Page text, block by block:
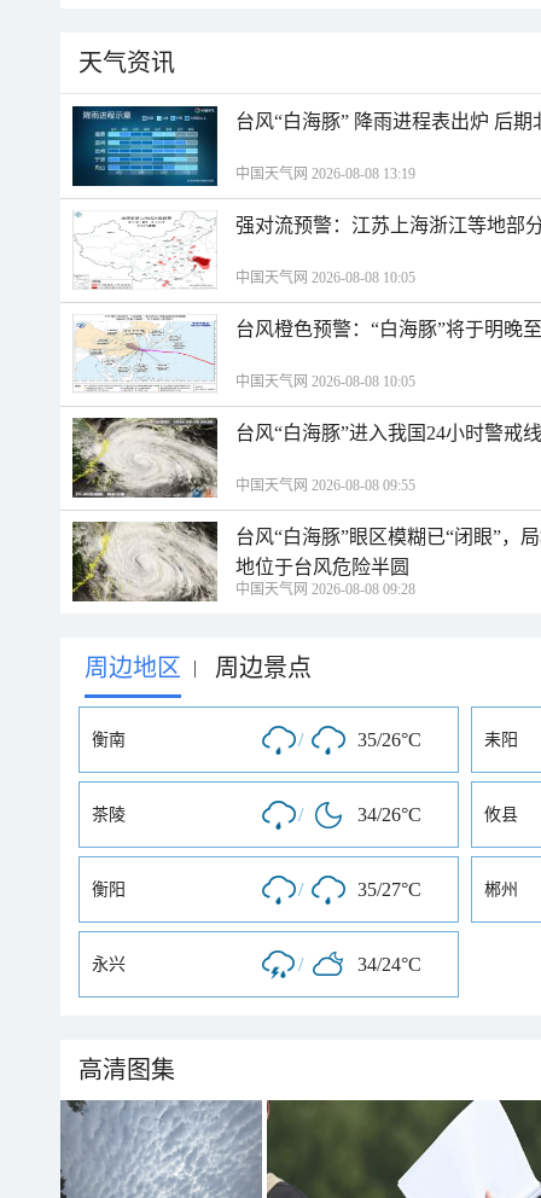
天气资讯
台风“白海豚” 降雨进程表出炉 后
中国天气网 2026-08-08 13:19
强对流预警：江苏上海浙江等地部
中国天气网 2026-08-08 10:05
台风橙色预警：“白海豚”将于明晚
中国天气网 2026-08-08 10:05
台风“白海豚”进入我国24小时警戒
中国天气网 2026-08-08 09:55
台风“白海豚”眼区模糊已“闭眼”，
地位于台风危险半圆
中国天气网 2026-08-08 09:28
周边地区 | 周边景点
衡南 / 35/26°C 耒阳
茶陵 / 34/26°C 攸县
衡阳 / 35/27°C 郴州
永兴 / 34/24°C
高清图集